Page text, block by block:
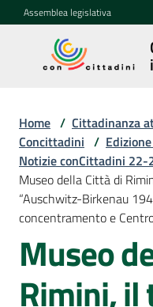
Vai al contenuto
Vai alla navigazione
Vai al footer
Assemblea legislativa
attiva in
Concittadini
Menu selezionato
Porte
aperte
in
Assemblea
Home / Cittadinanza
Concittadini /
Notizie conCittadini 22-
Museo della Città di
“Auschwitz-Birkenau
concentramento e
Museo
Rimini, il